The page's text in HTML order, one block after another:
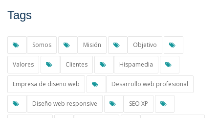
Tags
Somos Misión Objetivo
Valores Clientes Hispamedia
Empresa de diseño web Desarrollo web profesional
Diseño web responsive SEO XP